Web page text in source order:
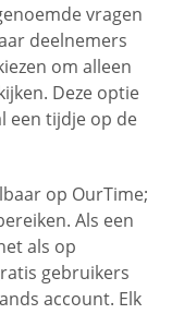
vragen
deelnemers
om alleen
Deze optie
een tijdje op de
op OurTime;
Als een
als op
gebruikers
account. Elk